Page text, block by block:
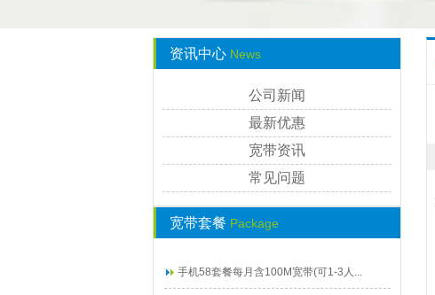
资讯中心 News
公司新闻
最新优惠
宽带资讯
常见问题
宽带套餐 Package
手机58套餐每月含100M宽带(可1-3人...